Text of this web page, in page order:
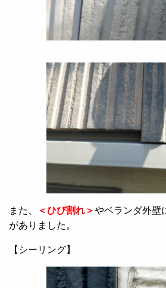
また、 ＜ひび割れ＞やベランダ外壁
がありました。
【シーリング】